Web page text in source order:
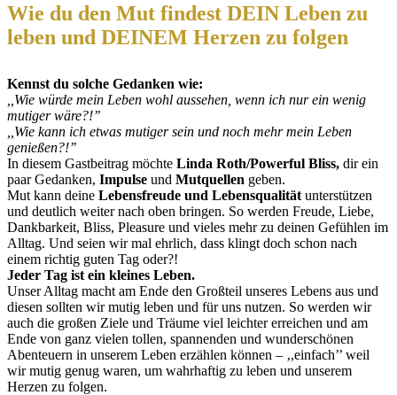
Wie du den Mut findest DEIN Leben zu
leben und DEINEM Herzen zu folgen
Kennst du solche Gedanken wie:
,,Wie würde mein Leben wohl aussehen, wenn ich nur ein wenig
mutiger wäre?!’’
,,Wie kann ich etwas mutiger sein und noch mehr mein Leben
genießen?!’’
In diesem Gastbeitrag möchte Linda Roth/Powerful Bliss, dir ein
paar Gedanken, Impulse und Mutquellen geben.
Mut kann deine Lebensfreude und Lebensqualität unterstützen
und deutlich weiter nach oben bringen. So werden Freude, Liebe,
Dankbarkeit, Bliss, Pleasure und vieles mehr zu deinen Gefühlen im
Alltag. Und seien wir mal ehrlich, dass klingt doch schon nach
einem richtig guten Tag oder?!
Jeder Tag ist ein kleines Leben.
Unser Alltag macht am Ende den Großteil unseres Lebens aus und
diesen sollten wir mutig leben und für uns nutzen. So werden wir
auch die großen Ziele und Träume viel leichter erreichen und am
Ende von ganz vielen tollen, spannenden und wunderschönen
Abenteuern in unserem Leben erzählen können – ‚,einfach’’ weil
wir mutig genug waren, um wahrhaftig zu leben und unserem
Herzen zu folgen.